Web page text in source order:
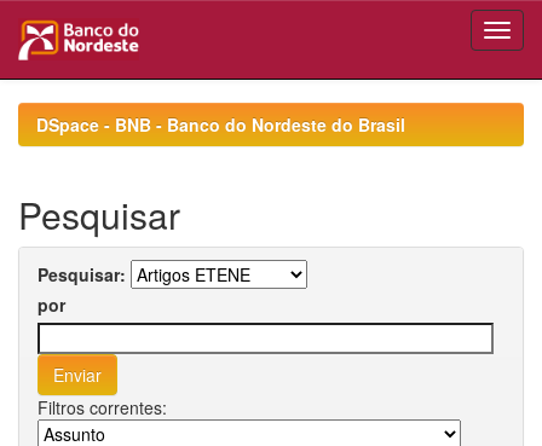
navigationDSpace - BNB - Banco do Nordeste do Brasil
Pesquisar
Pesquisar:
por
Filtros correntes: